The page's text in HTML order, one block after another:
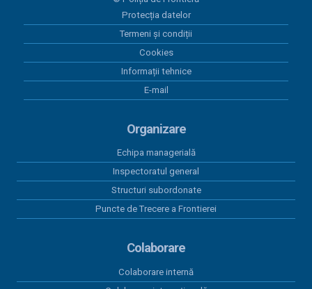
Lista cu venituri salariale - mai 2026
12 iunie 2026
Plăți 12.06.2026
Protecția datelor
Termeni și condiții
Cookies
Informații tehnice
E-mail
Organizare
Echipa managerială
Inspectoratul general
Structuri subordonate
Puncte de Trecere a Frontierei
Colaborare
Colaborare internă